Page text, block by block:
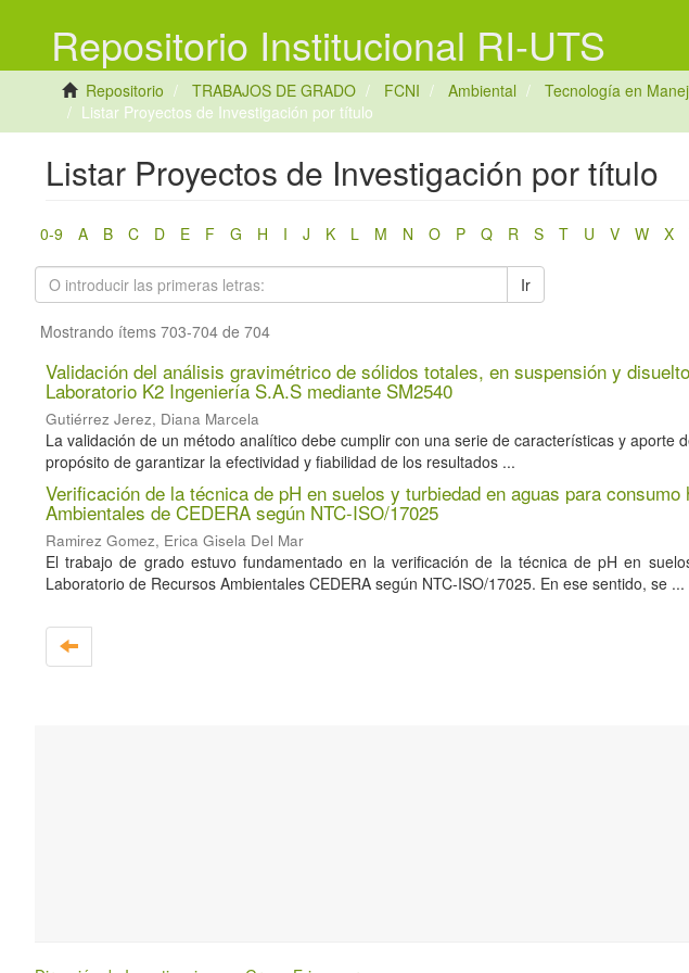
Repositorio Institucional RI-UTS
Repositorio TRABAJOS DE GRADO FCNI Ambiental Tecnología en
Listar Proyectos de Investigación por título
Listar Proyectos de Investigación por título
0-9 A B C D E F G H I J K L M N O P Q R S T U V W X
Ir
Mostrando ítems 703-704 de 704
Validación del análisis gravimétrico de sólidos totales, en suspensión y
Laboratorio K2 Ingeniería S.A.S mediante SM2540
Gutiérrez Jerez, Diana Marcela
La validación de un método analítico debe cumplir con una serie de características y aporte
propósito de garantizar la efectividad y fiabilidad de los resultados ...
Verificación de la técnica de pH en suelos y turbiedad en aguas para
Ambientales de CEDERA según NTC-ISO/17025
Ramirez Gomez, Erica Gisela Del Mar
El trabajo de grado estuvo fundamentado en la verificación de la técnica de pH en
Laboratorio de Recursos Ambientales CEDERA según NTC-ISO/17025. En ese sentido, se ...